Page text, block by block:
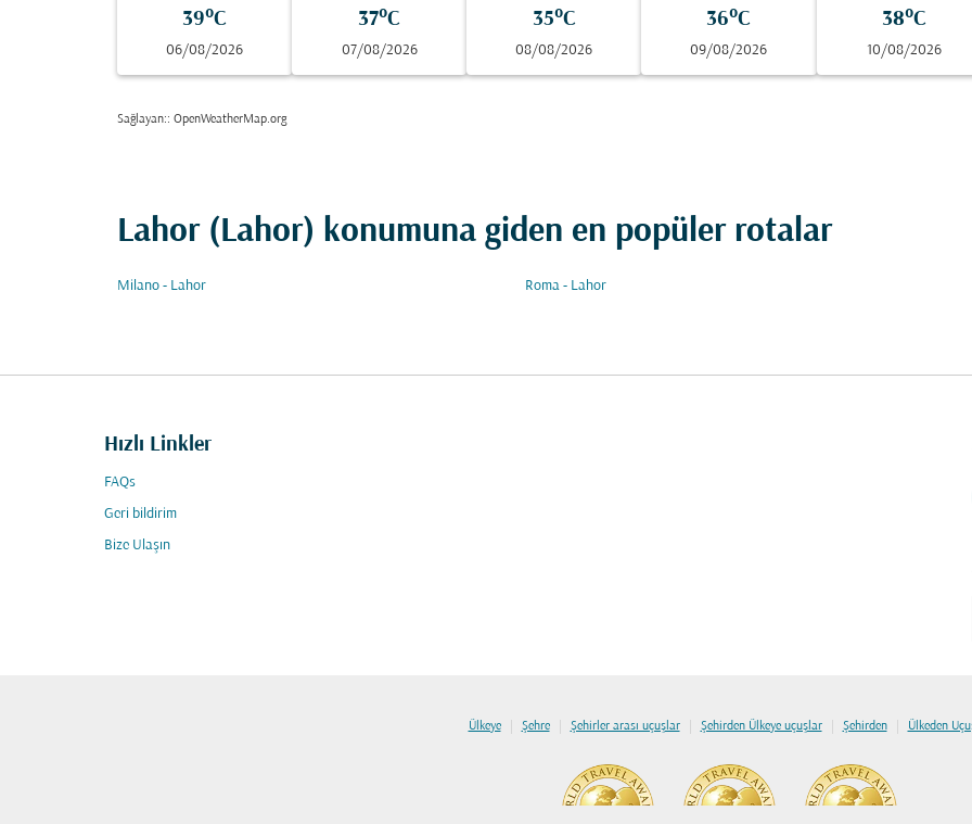
39°C
06/08/2026
37°C
07/08/2026
35°C
08/08/2026
36°C
09/08/2026
38°C
10/08/2026
Sağlayan:: OpenWeatherMap.org
Lahor (Lahor) konumuna giden en popüler rotalar
Milano - Lahor Roma - Lahor
Hızlı Linkler
FAQs
Geri bildirim
Bize Ulaşın
Ülkeye | Şehre | Şehirler arası uçuşlar | Şehirden Ülkeye uçuşlar | Şehirden | Ülkeden